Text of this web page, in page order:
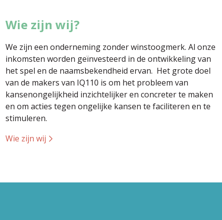
Wie zijn wij?
We zijn een onderneming zonder winstoogmerk. Al onze
inkomsten worden geïnvesteerd in de ontwikkeling van
het spel en de naamsbekendheid ervan. Het grote doel
van de makers van IQ110 is om het probleem van
kansenongelijkheid inzichtelijker en concreter te maken
en om acties tegen ongelijke kansen te faciliteren en te
stimuleren.
Wie zijn wij